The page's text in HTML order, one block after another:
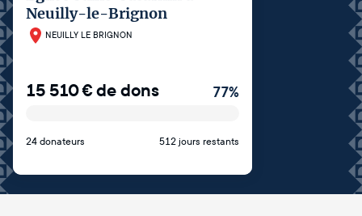
Neuilly-le-Brignon
NEUILLY LE BRIGNON
15 510€de dons 77%
24 donateurs 512 jours restants